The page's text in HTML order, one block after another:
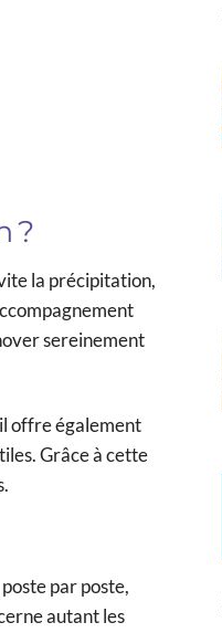
?
la précipitation,
sereinement
offre également
Grâce à cette
par poste,
autant les